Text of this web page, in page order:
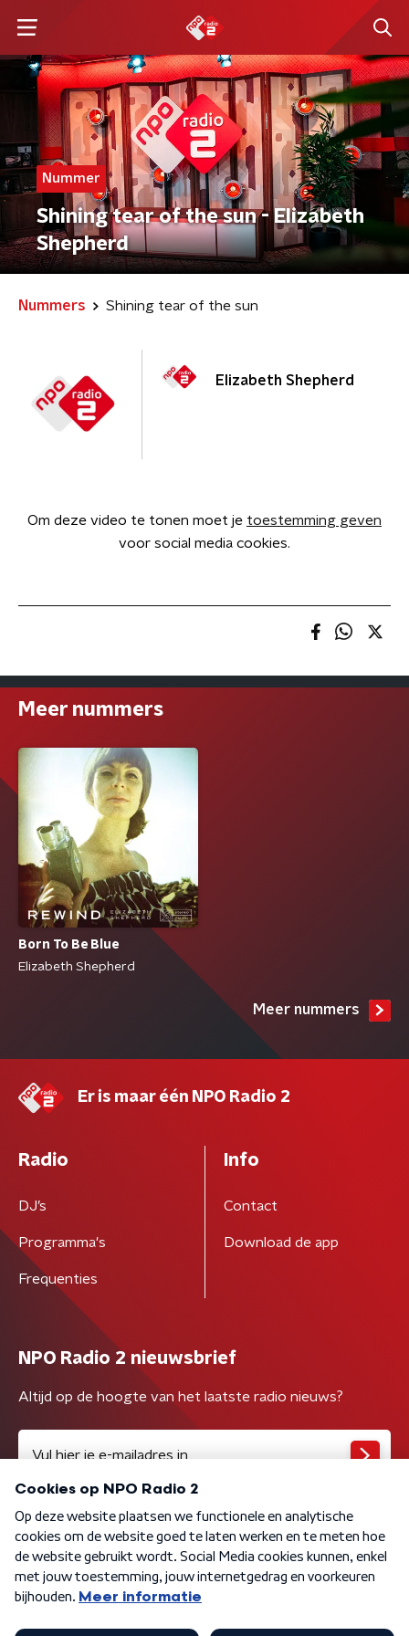
Nummer
Shining tear of the sun - Elizabeth
Shepherd
Nummers Shining tear of the sun
Elizabeth Shepherd
Om deze video te tonen moet je toestemming geven
voor social media cookies.
Meer nummers
Born To Be Blue
Elizabeth Shepherd
Meer nummers
Er is maar één NPO Radio 2
Radio
DJ’s
Programma's
Frequenties
Info
Contact
Download de app
NPO Radio 2 nieuwsbrief
Altijd op de hoogte van het laatste radio nieuws?
Algemene voorwaarden